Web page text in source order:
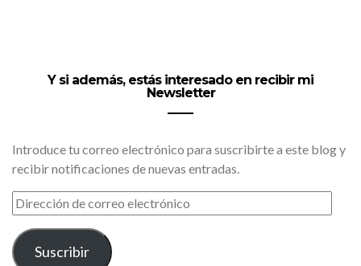
Y si además, estás interesado en recibir mi
Newsletter
Introduce tu correo electrónico para suscribirte a este blog y
recibir notificaciones de nuevas entradas.
DIRECCIÓN
DE
CORREO
ELECTRÓNICO
Suscribir